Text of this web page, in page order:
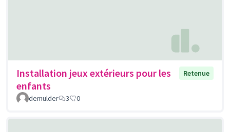
Installation jeux extérieurs pour les
enfants
Retenue
demulder 3 0